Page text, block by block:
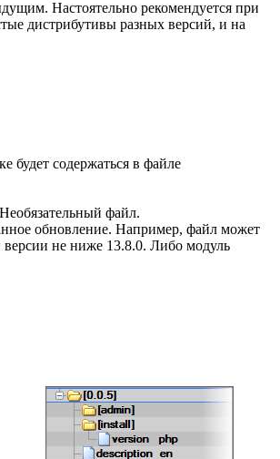
Настоятельно рекомендуется при
дистрибутивы разных версий, и на
будет содержаться в файле
файл.
обновление. Например, файл может
версии не ниже 13.8.0. Либо модуль